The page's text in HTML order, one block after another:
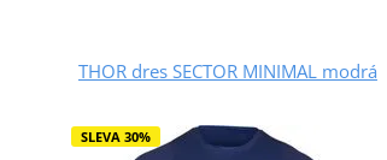
THOR dres SECTOR MINIMAL modrá
SLEVA 30%